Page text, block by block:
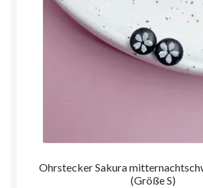
Ohrstecker Sakura
(Größe S)